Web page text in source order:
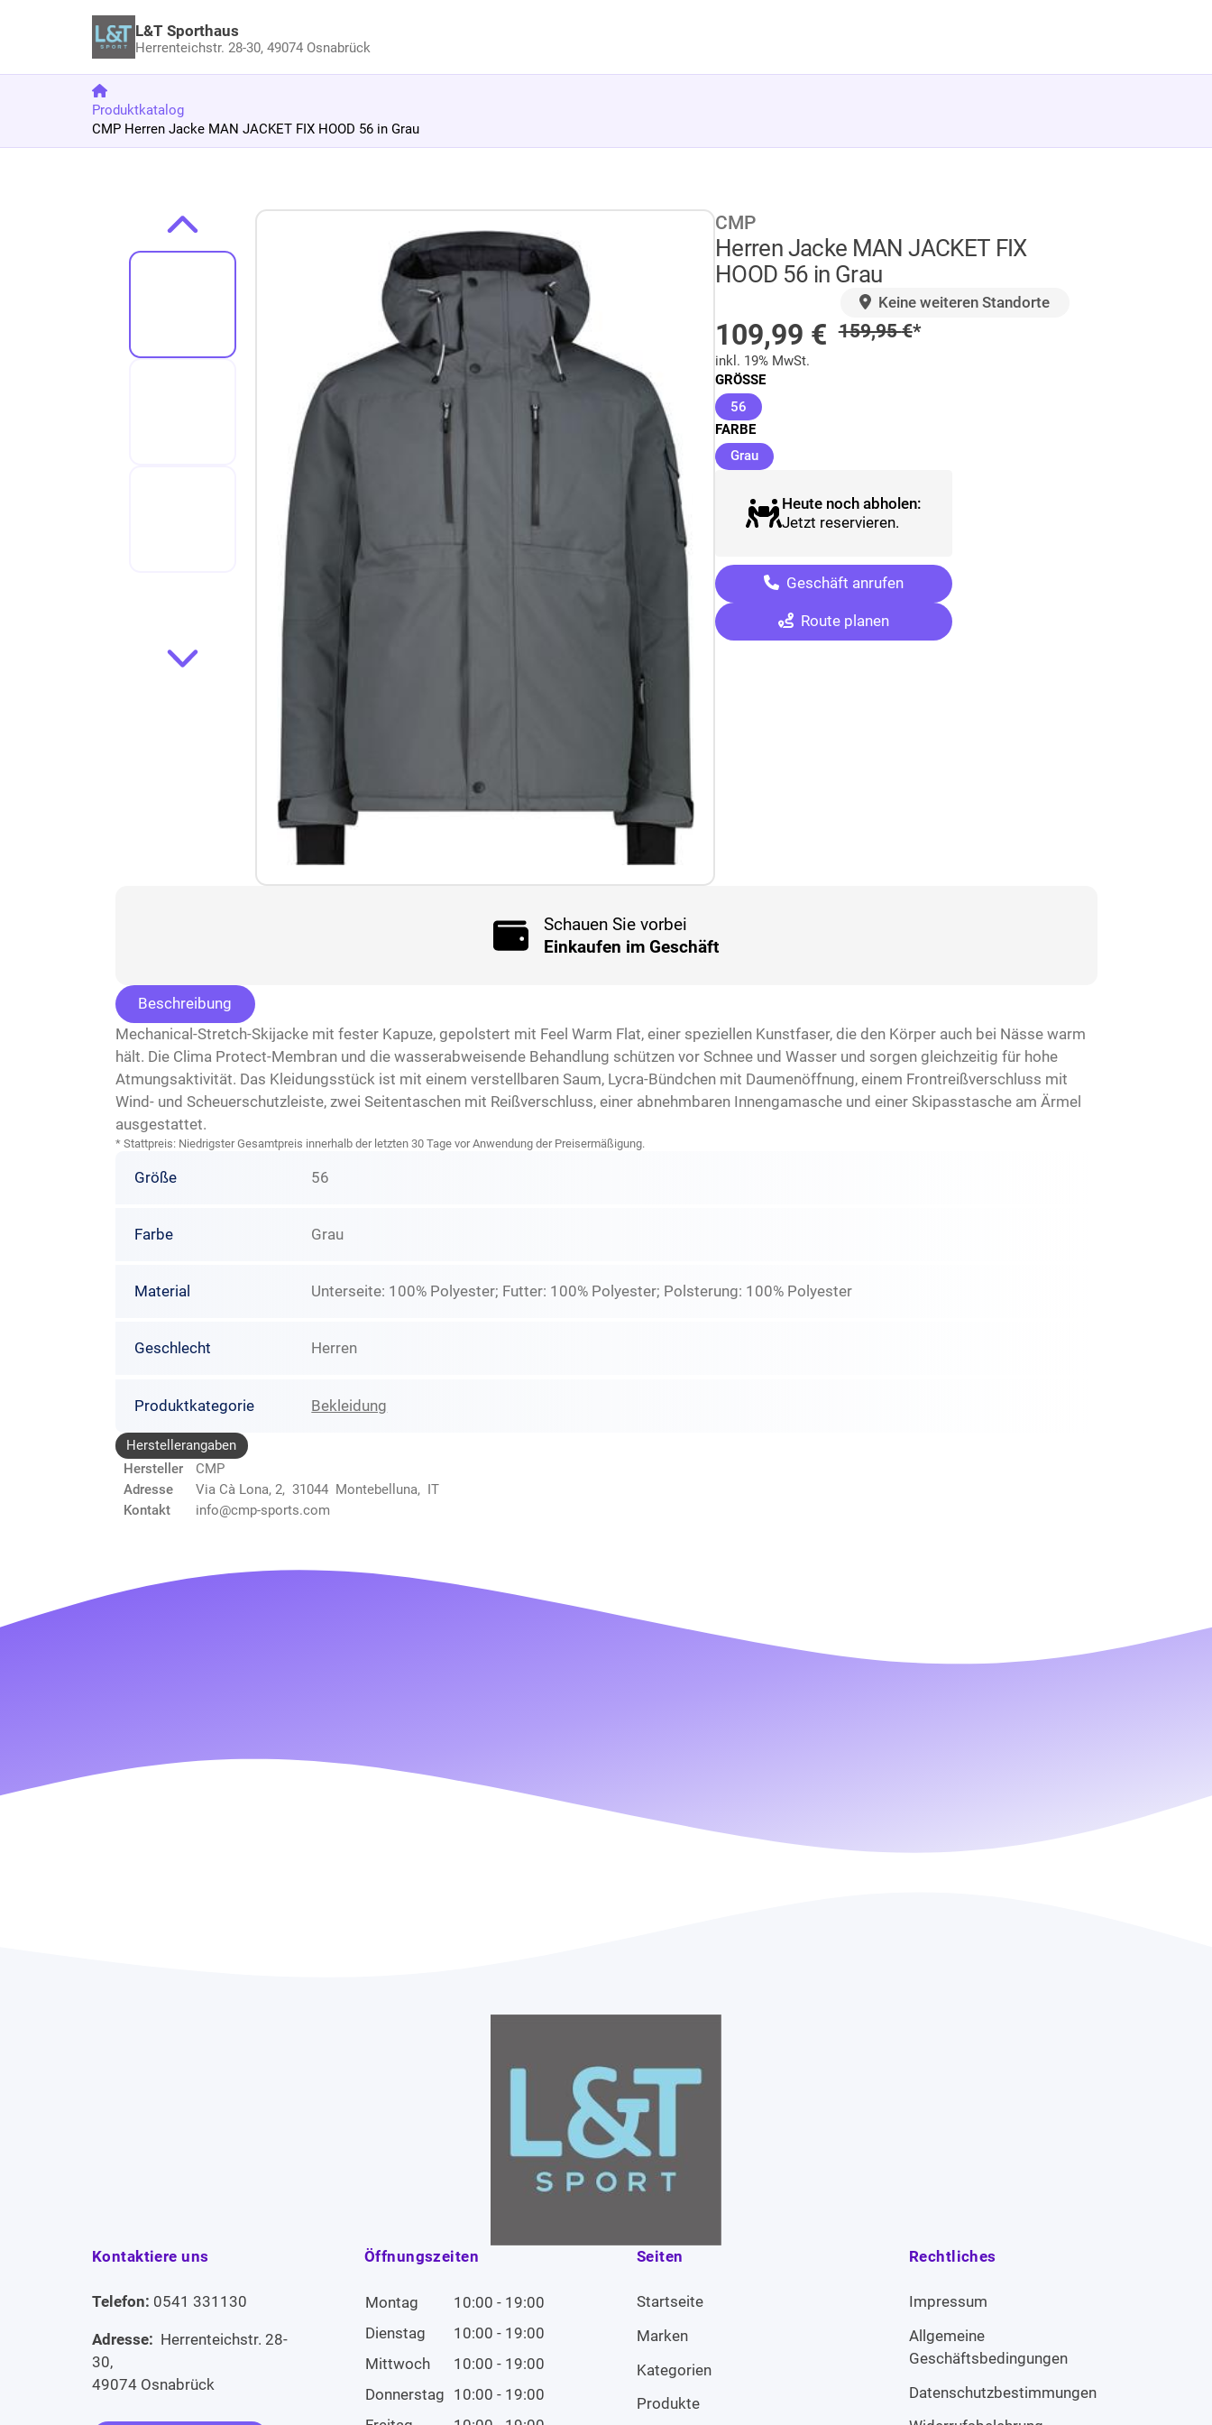
L&T Sporthaus
Herrenteichstr. 28-30,49074 Osnabrück
Produktkatalog
CMP Herren Jacke MAN JACKET FIX HOOD 56 in Grau
Zur Produktbeschreibung springen CMP
Herren Jacke MAN JACKET FIX
HOOD 56 in Grau
Keine weiteren Standorte
Sonderpreis
109,99 € Regulärer Preis
159,95€*
inkl. 19% MwSt.
GRÖSSE
56 (ausgewählt)
FARBE
Grau(ausgewählt)
Heute noch abholen:
Jetzt reservieren.
Geschäft anrufen
Route planen
Schauen Sie vorbei
Einkaufen im Geschäft
Beschreibung
Mechanical-Stretch-Skijacke mit fester Kapuze, gepolstert mit Feel Warm Flat, einer speziellen Kunstfaser, die den Körper auch bei Nässe warm
hält. Die Clima Protect-Membran und die wasserabweisende Behandlung schützen vor Schnee und Wasser und sorgen gleichzeitig für hohe
Atmungsaktivität. Das Kleidungsstück ist mit einem verstellbaren Saum, Lycra-Bündchen mit Daumenöffnung, einem Frontreißverschluss mit
Wind- und Scheuerschutzleiste, zwei Seitentaschen mit Reißverschluss, einer abnehmbaren Innengamasche und einer Skipasstasche am Ärmel
ausgestattet.
* Stattpreis: Niedrigster Gesamtpreis innerhalb der letzten 30 Tage vor Anwendung der Preisermäßigung.
Größe 56
Farbe Grau
Material Unterseite: 100% Polyester; Futter: 100% Polyester; Polsterung: 100% Polyester
Geschlecht Herren
Produktkategorie Bekleidung
Herstellerangaben
Hersteller
CMP
Adresse
Via Cà Lona, 2, 31044 Montebelluna, IT
Kontakt
info@cmp-sports.com
Kontaktiere uns
Telefon: 0541 331130
Adresse: Herrenteichstr. 28-
30,
49074 Osnabrück
Öffnungszeiten
Montag
10:00 - 19:00
Dienstag
10:00 - 19:00
Mittwoch
10:00 - 19:00
Donnerstag 10:00 - 19:00
Seiten
Startseite
Marken
Kategorien
Produkte
Rechtliches
Impressum
Allgemeine
Geschäftsbedingungen
Datenschutzbestimmungen